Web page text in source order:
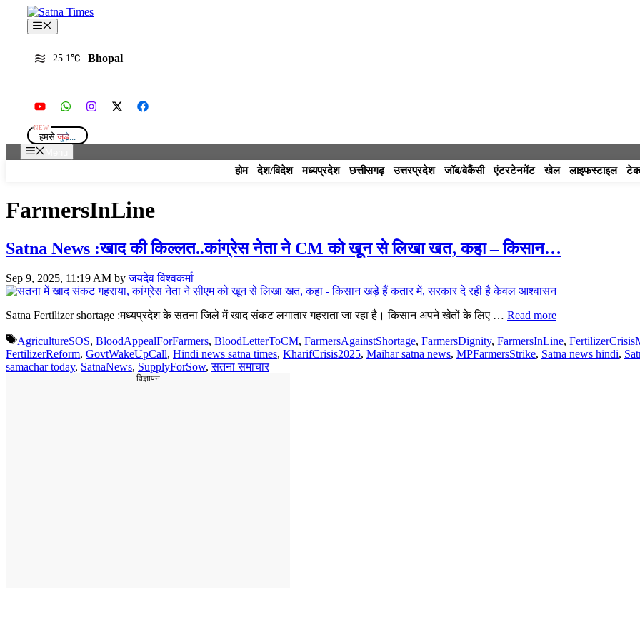
content
Menu
25.1 Bhopal
हमसे जुड़े...
होम देश/विदेश मध्यप्रदेश छत्तीसगढ़ उत्तरप्रदेश जॉब/वेकैंसी एंटरटेनमेंट खेल लाइफस्टाइल
FarmersInLine
Satna News :खाद की किल्लत..कांग्रेस नेता ने CM को खून से लिखा खत, कहा – किसान…
Sep 9, 2025, 11:19 AM byजयदेव विश्वकर्मा
Satna Fertilizer shortage :मध्यप्रदेश के सतना जिले में खाद संकट लगातार गहराता जा रहा है। किसान अपने खेतों के लिए … Read more
Tags
AgricultureSOS, BloodAppealForFarmers, BloodLetterToCM, FarmersAgainstShortage, FarmersDignity, FarmersInLine,
FertilizerReform, GovtWakeUpCall, Hindi news satna times, KharifCrisis2025, Maihar satna news, MPFarmersStrike, Satna news hindi,
samachar today, SatnaNews, SupplyForSow,सतना समाचार
विज्ञापन